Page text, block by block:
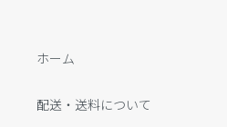
ホーム
配送・送料について